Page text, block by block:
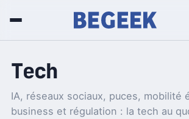
Tech
IA, réseaux sociaux, puces, mobilité
business et régulation : la tech au